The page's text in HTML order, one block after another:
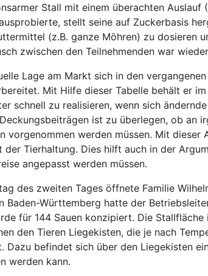
Stall mit einem überachten
stellt seine auf Zuckerbasis
(z.B. ganze Möhren) zu dosieren
zwischen den Teilnehmenden war
Lage am Markt sich in den
Mit Hilfe dieser Tabelle behält er
schnell zu realisieren, wenn sich
ist zu überlegen, ob an
vorgenommen werden müssen. Mit
der Tierhaltung. Dies hilft auch in der
angepasst werden müssen.
des zweiten Tages öffnete Familie
Baden-Württemberg hatte der
für 144 Sauen konzipiert. Die
den Tieren Liegekisten, die je nach
Dazu befindet sich über den Liegekisten
werden kann.